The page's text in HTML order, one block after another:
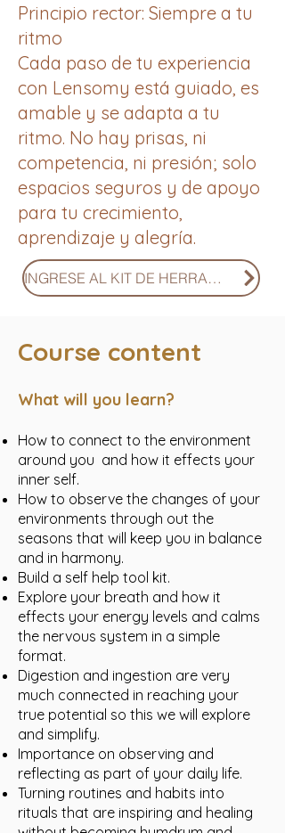
Principio rector: Siempre a tu
ritmo
Cada paso de tu experiencia
con Lensomy está guiado, es
amable y se adapta a tu
ritmo. No hay prisas, ni
competencia, ni presión; solo
espacios seguros y de apoyo
para tu crecimiento,
aprendizaje y alegría.
INGRESE AL KIT DE HERRAMIENTAS RITUALES
Course content
What will you learn?
How to connect to the environment
around you and how it effects your
inner self.
How to observe the changes of your
environments through out the
seasons that will keep you in balance
and in harmony.
Build a self help tool kit.
Explore your breath and how it
effects your energy levels and calms
the nervous system in a simple
format.
Digestion and ingestion are very
much connected in reaching your
true potential so this we will explore
and simplify.
Importance on observing and
reflecting as part of your daily life.
Turning routines and habits into
rituals that are inspiring and healing